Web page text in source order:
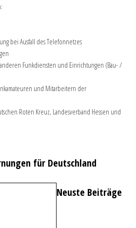
bei Ausfall des Telefonnetzes
Funkdiensten und Einrichtungen (Bau- /
und Mitarbeitern der
Roten Kreuz, Landesverband Hessen und
für Deutschland
Neuste Beiträge